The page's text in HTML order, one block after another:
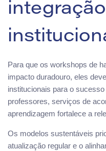
integração
Para que os workshops de
impacto duradouro, eles
institucionais para o
professores, serviços de
aprendizagem fortalece a
Os modelos sustentáveis
atualização regular e o